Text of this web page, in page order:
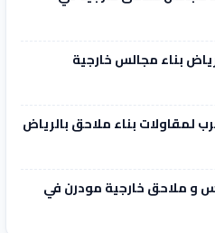
بناء مجالس خارجية
لمقاولات بناء ملاحق بالرياض
و ملاحق خارجية مودرن في